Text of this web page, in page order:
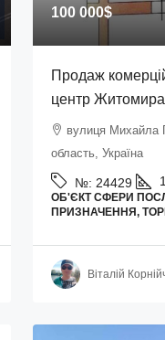
100 000$
Продаж
центр Житомира
вулиця Михайла
область, Україна
№: 24429
ОБ'ЄКТ СФЕРИ
ПРИЗНАЧЕННЯ,
Віталій